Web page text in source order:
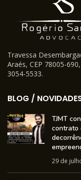
Travessa
Araés, CEP 78005-
3054-5533.
BLOG /
TJMT
contrato
29 de